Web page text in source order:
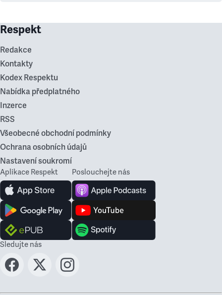
Respekt
Redakce
Kontakty
Kodex Respektu
Nabídka předplatného
Inzerce
RSS
Všeobecné obchodní podmínky
Ochrana osobních údajů
Nastavení soukromí
Aplikace Respekt Poslouchejte nás
Sledujte nás